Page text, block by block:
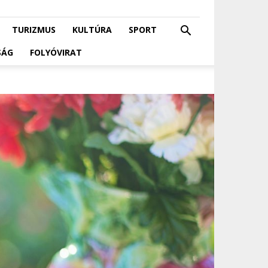
TURIZMUS KULTÚRA
SPORT
FOLYÓVIRAT